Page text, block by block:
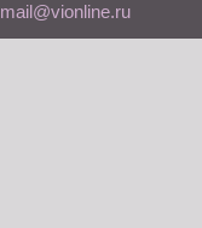
mail@vionline.ru